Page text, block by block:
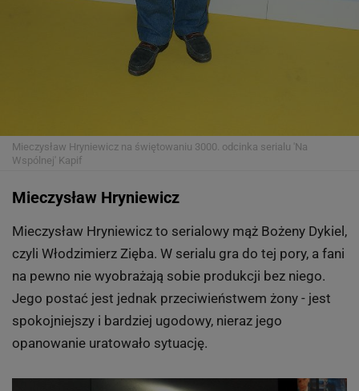
Mieczysław Hryniewicz na świętowaniu 3000. odcinka serialu 'Na
Wspólnej' Kapif
Mieczysław Hryniewicz
Mieczysław Hryniewicz to serialowy mąż Bożeny Dykiel,
czyli Włodzimierz Zięba. W serialu gra do tej pory, a fani
na pewno nie wyobrażają sobie produkcji bez niego.
Jego postać jest jednak przeciwieństwem żony - jest
spokojniejszy i bardziej ugodowy, nieraz jego
opanowanie uratowało sytuację.